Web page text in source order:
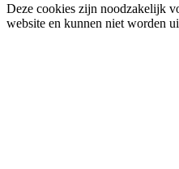
Deze cookies zijn noodzakelijk
website en kunnen niet worden